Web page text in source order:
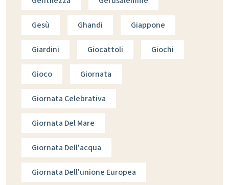
Gesù Ghandi Giappone
Giardini Giocattoli Giochi
Gioco Giornata
Giornata Celebrativa
Giornata Del Mare
Giornata Dell'acqua
Giornata Dell'unione Europea